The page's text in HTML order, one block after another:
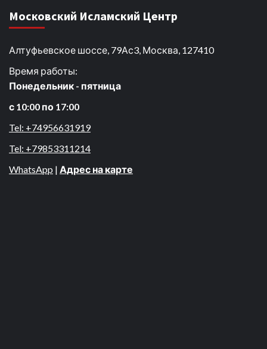
Московский Исламский Центр
Алтуфьевское шоссе, 79Ас3, Москва, 127410
Время работы:
Понедельник - пятница
с 10:00 по 17:00
Tel: +74956631919
Tel: +79853311214
WhatsApp | Адрес на карте